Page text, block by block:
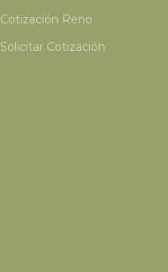
Cotización Reno
Solicitar Cotización